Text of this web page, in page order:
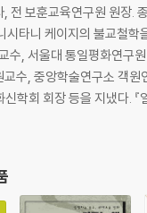
도전
인가? _ 김선
심(Patriotism)
보훈교육
전 보훈교육연구원 원장.
시타니 케이지의 불교철학
수, 서울대 통일평화연구원
수, 중앙학술연구소 객원
학회 회장 등을 지냈다. 『
나다: 교토학파와 그리스도
들』, 『사회는 왜 아픈가』,
北東アジア·市民社?·キ